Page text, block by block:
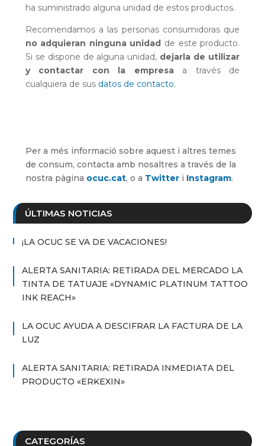
ha suministrado alguna unidad de estos productos.
Recomendamos a las personas consumidoras que
no adquieran ninguna unidad de este producto.
Si se dispone de alguna unidad, dejarla de utilizar
y contactar con la empresaa través de
cualquiera de sus datos de contacto.
Per a més informació sobre aquest i altres temes
de consum, contacta amb nosaltres a través de la
nostra pàgina ocuc.cat, o a Twitteri Instagram.
ÚLTIMAS NOTICIAS
¡LA OCUC SE VA DE VACACIONES!
ALERTA SANITARIA: RETIRADA DEL MERCADO LA
TINTA DE TATUAJE «DYNAMIC PLATINUM TATTOO
INK REACH»
LA OCUC AYUDA A DESCIFRAR LA FACTURA DE LA
LUZ
ALERTA SANITARIA: RETIRADA INMEDIATA DEL
PRODUCTO «ERKEXIN»
CATEGORÍAS